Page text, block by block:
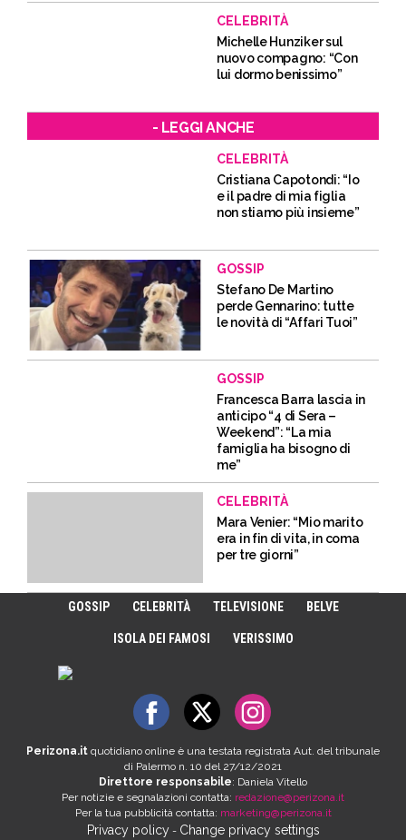
CELEBRITÀ
Michelle Hunziker sul
nuovo compagno: “Con
lui dormo benissimo”
- LEGGI ANCHE
CELEBRITÀ
Cristiana Capotondi: “Io
e il padre di mia figlia
non stiamo più insieme”
GOSSIP
Stefano De Martino
perde Gennarino: tutte
le novità di “Affari Tuoi”
GOSSIP
Francesca Barra lascia in
anticipo “4 di Sera –
Weekend”: “La mia
famiglia ha bisogno di
me”
CELEBRITÀ
Mara Venier: “Mio marito
era in fin di vita, in coma
per tre giorni”
GOSSIP CELEBRITÀ TELEVISIONE BELVE
ISOLA DEI FAMOSI VERISSIMO
Perizona.it quotidiano online è una testata registrata Aut. del tribunale
di Palermo n. 10 del 27/12/2021
Direttore responsabile: Daniela Vitello
Per notizie e segnalazioni contatta: redazione@perizona.it
Per la tua pubblicità contatta: marketing@perizona.it
Privacy policy- Change privacy settings